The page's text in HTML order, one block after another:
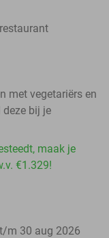
met vegetariërs en
deze bij je
maak je
€1.329!
m 30 aug 2026